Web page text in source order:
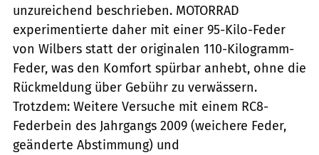
unzureichend beschrieben. MOTORRAD
experimentierte daher mit einer 95-Kilo-Feder
von Wilbers statt der originalen 110-Kilogramm-
Feder, was den Komfort spürbar anhebt, ohne die
Rückmeldung über Gebühr zu verwässern.
Trotzdem: Weitere Versuche mit einem RC8-
Federbein des Jahrgangs 2009 (weichere Feder,
geänderte Abstimmung) und